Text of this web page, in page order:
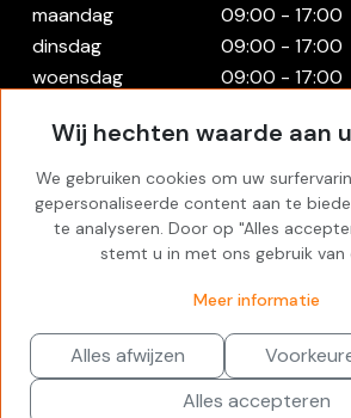
maandag
09:00 - 17:00
dinsdag
09:00 - 17:00
woensdag
09:00 - 17:00
vrijdag
09:00 - 17:00
zaterdag
Gesloten
zondag
Gesloten
Rekening
Inloggen
Wij hechten waarde aan
We gebruiken cookies om uw
gepersonaliseerde content aan te
te analyseren. Door op "Alles
stemt u in met ons gebruik van
Meer informatie
Alles afwijzen
Alles accepteren